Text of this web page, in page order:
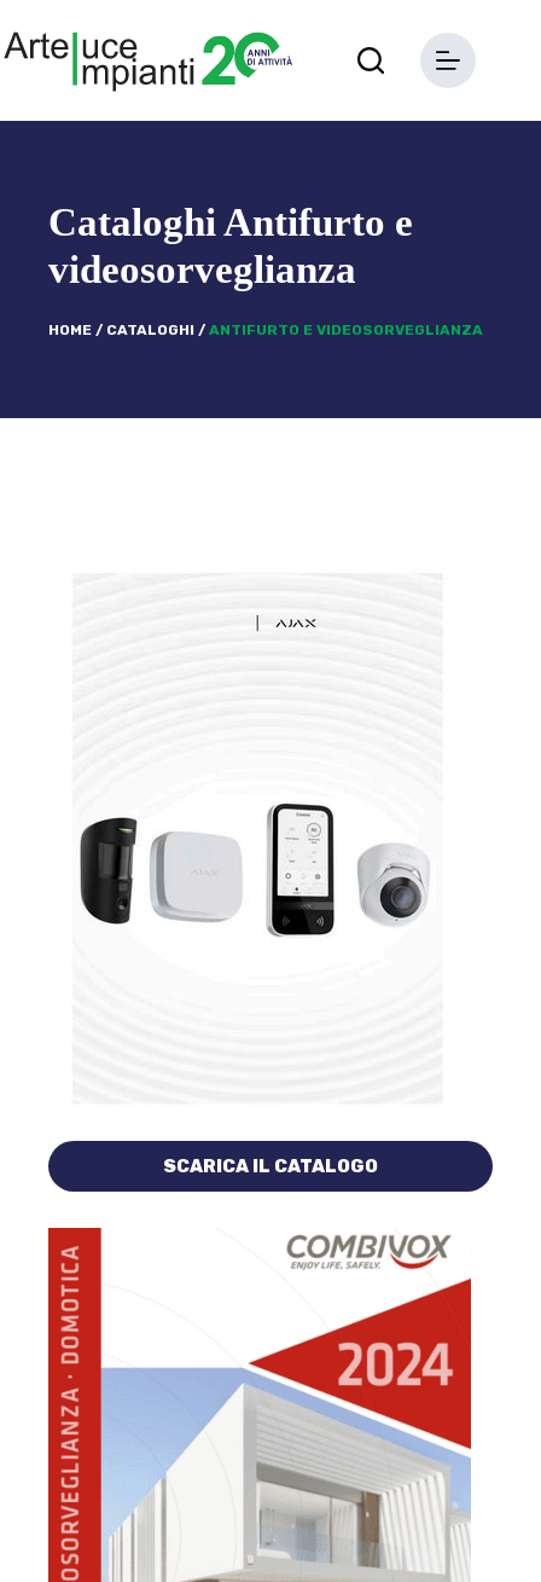
contenuto
Cataloghi Antifurto e
videosorveglianza
HOME / CATALOGHI /ANTIFURTO E VIDEOSORVEGLIANZA
SCARICA IL CATALOGO